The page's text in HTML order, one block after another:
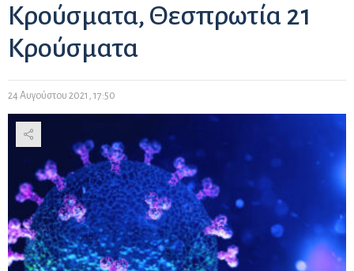
Κρούσματα, Θεσπρωτία 21
Κρούσματα
24 Αυγούστου 2021, 17:50